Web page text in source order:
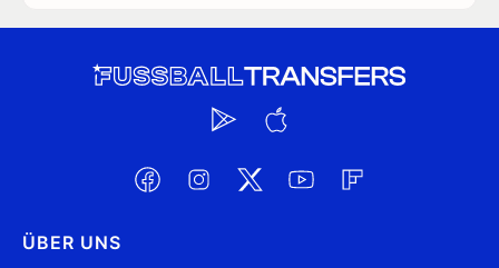
ÜBER UNS